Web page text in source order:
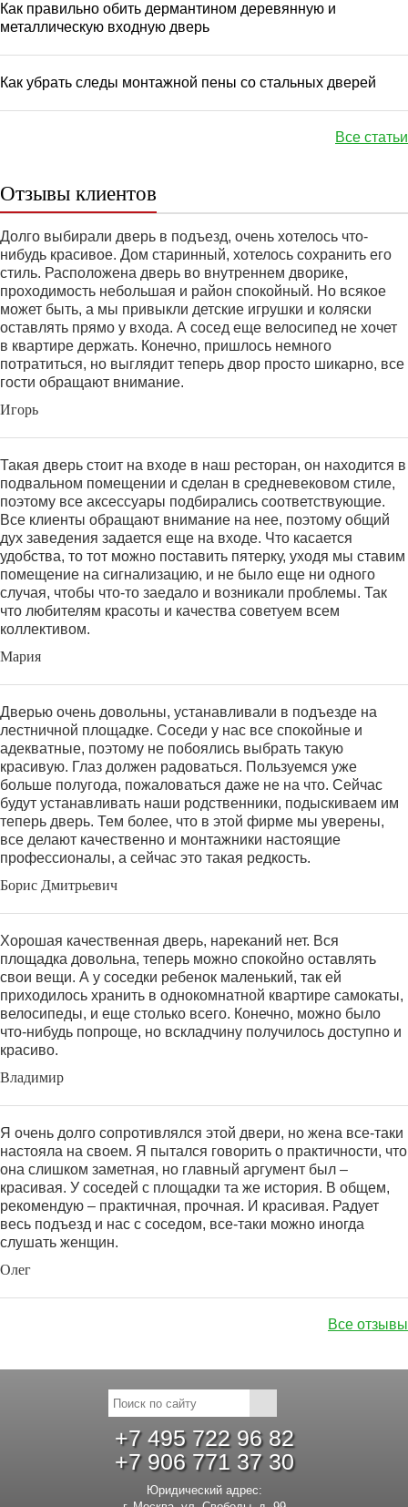
Как правильно обить дермантином деревянную и
металлическую входную дверь
Как убрать следы монтажной пены со стальных дверей
Все статьи
Отзывы клиентов
Долго выбирали дверь в подъезд, очень хотелось что-
нибудь красивое. Дом старинный, хотелось сохранить его
стиль. Расположена дверь во внутреннем дворике,
проходимость небольшая и район спокойный. Но всякое
может быть, а мы привыкли детские игрушки и коляски
оставлять прямо у входа. А сосед еще велосипед не хочет
в квартире держать. Конечно, пришлось немного
потратиться, но выглядит теперь двор просто шикарно, все
гости обращают внимание.
Игорь
Такая дверь стоит на входе в наш ресторан, он находится в
подвальном помещении и сделан в средневековом стиле,
поэтому все аксессуары подбирались соответствующие.
Все клиенты обращают внимание на нее, поэтому общий
дух заведения задается еще на входе. Что касается
удобства, то тот можно поставить пятерку, уходя мы ставим
помещение на сигнализацию, и не было еще ни одного
случая, чтобы что-то заедало и возникали проблемы. Так
что любителям красоты и качества советуем всем
коллективом.
Мария
Дверью очень довольны, устанавливали в подъезде на
лестничной площадке. Соседи у нас все спокойные и
адекватные, поэтому не побоялись выбрать такую
красивую. Глаз должен радоваться. Пользуемся уже
больше полугода, пожаловаться даже не на что. Сейчас
будут устанавливать наши родственники, подыскиваем им
теперь дверь. Тем более, что в этой фирме мы уверены,
все делают качественно и монтажники настоящие
профессионалы, а сейчас это такая редкость.
Борис Дмитрьевич
Хорошая качественная дверь, нареканий нет. Вся
площадка довольна, теперь можно спокойно оставлять
свои вещи. А у соседки ребенок маленький, так ей
приходилось хранить в однокомнатной квартире самокаты,
велосипеды, и еще столько всего. Конечно, можно было
что-нибудь попроще, но вскладчину получилось доступно и
красиво.
Владимир
Я очень долго сопротивлялся этой двери, но жена все-таки
настояла на своем. Я пытался говорить о практичности, что
она слишком заметная, но главный аргумент был –
красивая. У соседей с площадки та же история. В общем,
рекомендую – практичная, прочная. И красивая. Радует
весь подъезд и нас с соседом, все-таки можно иногда
слушать женщин.
Олег
Все отзывы
+7 495 722 96 82
+7 906 771 37 30
Юридический адрес: